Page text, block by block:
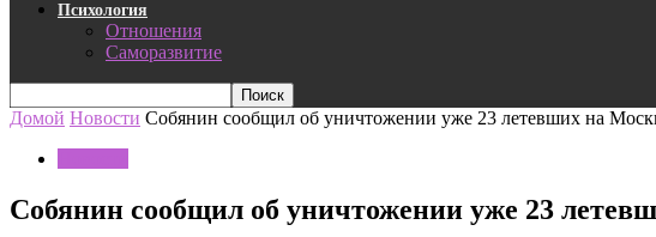
Психология
Отношения
Саморазвитие
Домой Новости Собянин сообщил об уничтожении уже 23 летевших на
Собянин сообщил об уничтожении уже 23